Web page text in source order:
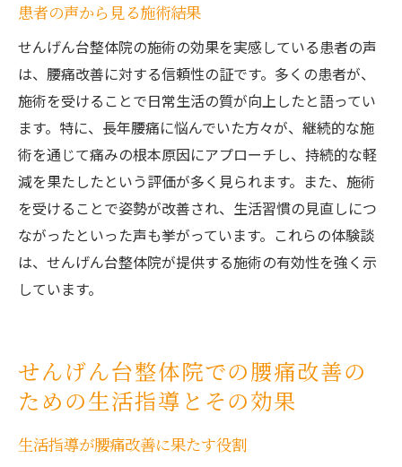
患者の声から見る施術結果
せんげん台整体院の施術の効果を実感している患者の声
は、腰痛改善に対する信頼性の証です。多くの患者が、
施術を受けることで日常生活の質が向上したと語ってい
ます。特に、長年腰痛に悩んでいた方々が、継続的な施
術を通じて痛みの根本原因にアプローチし、持続的な軽
減を果たしたという評価が多く見られます。また、施術
を受けることで姿勢が改善され、生活習慣の見直しにつ
ながったといった声も挙がっています。これらの体験談
は、せんげん台整体院が提供する施術の有効性を強く示
しています。
せんげん台整体院での腰痛改善の
ための生活指導とその効果
生活指導が腰痛改善に果たす役割